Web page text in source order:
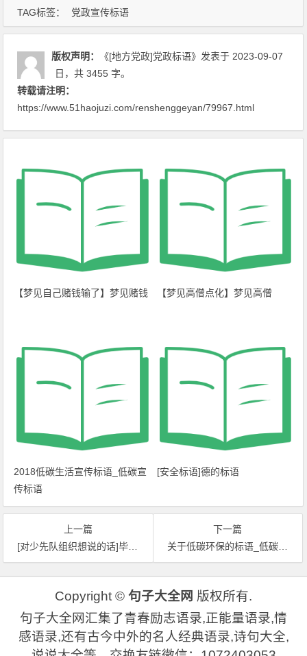
TAG标签： 党政宣传标语
版权声明： 《[地方党政]党政标语》 发表于 2023-09-07
日 ，共 3455 字。
转载请注明：
https://www.51haojuzi.com/renshenggeyan/79967.html
【梦见自己赌钱输了】梦见赌钱 【梦见高僧点化】梦见高僧
2018低碳生活宣传标语_低碳宣
传标语
[安全标语]德的标语
上一篇
[对少先队组织想说的话]毕业后想说的话
下一篇
关于低碳环保的标语_低碳生活的标语
Copyright © 句子大全网 版权所有.
句子大全网汇集了青春励志语录,正能量语录,情
感语录,还有古今中外的名人经典语录,诗句大全,